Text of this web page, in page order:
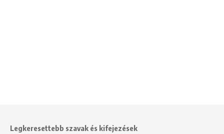
Legkeresettebb szavak és kifejezések